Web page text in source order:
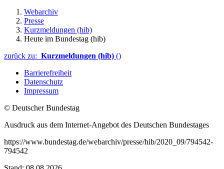
Webarchiv
Presse
Kurzmeldungen (hib)
Heute im Bundestag (hib)
zurück zu: Kurzmeldungen (hib) ()
Barrierefreiheit
Datenschutz
Impressum
© Deutscher Bundestag
Ausdruck aus dem Internet-Angebot des Deutschen Bundestages
https://www.bundestag.de/webarchiv/presse/hib/2020_09/794542-
794542